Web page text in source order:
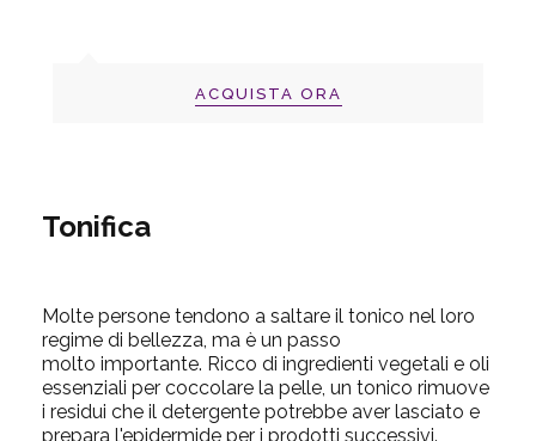
ACQUISTA ORA
Tonifica
Molte persone tendono a saltare il tonico nel loro
regime di bellezza, ma è un passo
molto importante. Ricco di ingredienti vegetali e oli
essenziali per coccolare la pelle, un tonico rimuove
i residui che il detergente potrebbe aver lasciato e
prepara l'epidermide per i prodotti successivi.